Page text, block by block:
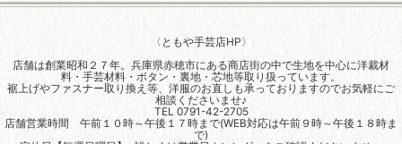
〈ともや手芸店HP〉
店舗は創業昭和２７年。兵庫県赤穂市にある商店街の中で生地を中心に洋裁材
料・手芸材料・ボタン・裏地・芯地等取り扱っています。
裾上げやファスナー取り換え等、洋服のお直しも承っておりますのでお気軽にご
相談くださいませ♪
TEL 0791-42-2705
店舗営業時間 午前１０時～午後１７時まで(WEB対応は午前９時～午後１８時ま
で)